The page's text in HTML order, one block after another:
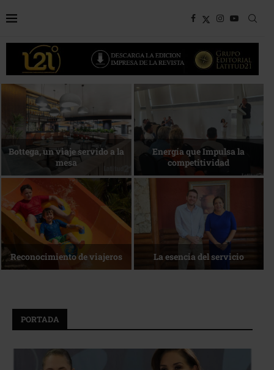
Bottega, un viaje servido a la
mesa
Energía que Impulsa la
competitividad
Reconocimiento de viajeros La esencia del servicio
PORTADA